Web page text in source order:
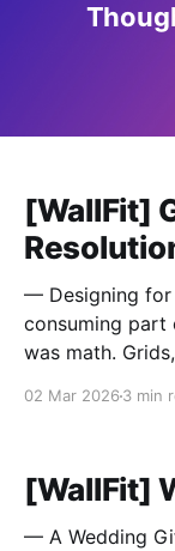
[WallFit]
— Designing for
consuming part
was math. Grids, spacing, aspect ratios — these look
02 Mar 2026 3 min
[WallFit]
— A Wedding Gift